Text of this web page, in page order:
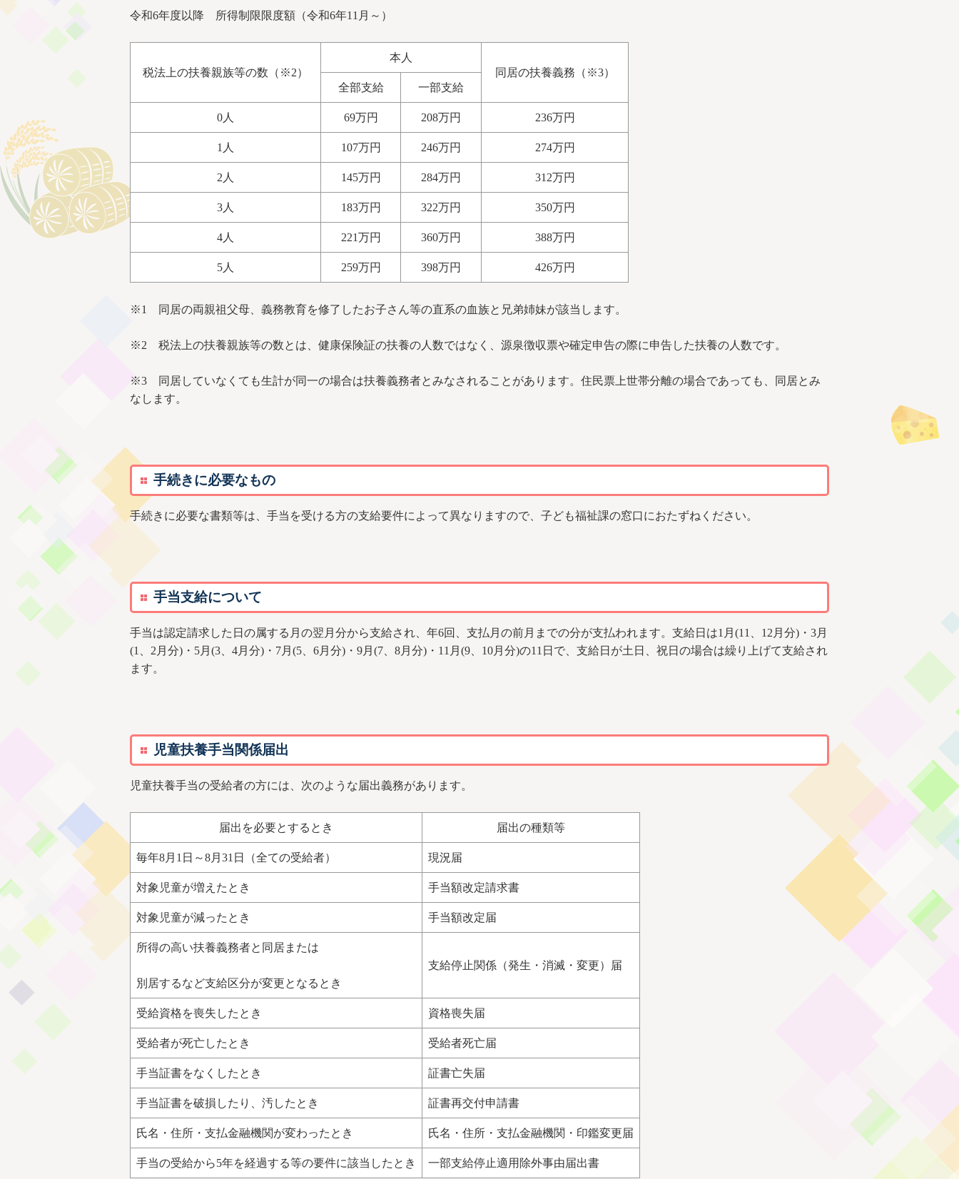
令和6年度以降 所得制限限度額（令和6年11月～）
税法上の扶養親族等の数（※2）
本人
同居の扶養義務（※3）
全部支給
一部支給
0人 69万円 208万円 236万円
1人 107万円 246万円 274万円
2人 145万円 284万円 312万円
3人 183万円 322万円 350万円
4人 221万円 360万円 388万円
5人 259万円 398万円 426万円
※1 同居の両親祖父母、義務教育を修了したお子さん等の直系の血族と兄弟姉妹が該当します。
※2 税法上の扶養親族等の数とは、健康保険証の扶養の人数ではなく、源泉徴収票や確定申告の際に申告した扶養の人数です。
※3 同居していなくても生計が同一の場合は扶養義務者とみなされることがあります。住民票上世帯分離の場合であっても、同居とみ
なします。
手続きに必要なもの
手続きに必要な書類等は、手当を受ける方の支給要件によって異なりますので、子ども福祉課の窓口におたずねください。
手当支給について
手当は認定請求した日の属する月の翌月分から支給され、年6回、支払月の前月までの分が支払われます。支給日は1月(11、12月分)・3月
(1、2月分)・5月(3、4月分)・7月(5、6月分)・9月(7、8月分)・11月(9、10月分)の11日で、支給日が土日、祝日の場合は繰り上げて支給され
ます。
児童扶養手当関係届出
児童扶養手当の受給者の方には、次のような届出義務があります。
届出を必要とするとき 届出の種類等
毎年8月1日～8月31日（全ての受給者） 現況届
対象児童が増えたとき 手当額改定請求書
対象児童が減ったとき 手当額改定届
所得の高い扶養義務者と同居または
別居するなど支給区分が変更となるとき
支給停止関係（発生・消滅・変更）届
受給資格を喪失したとき 資格喪失届
受給者が死亡したとき 受給者死亡届
手当証書をなくしたとき 証書亡失届
手当証書を破損したり、汚したとき 証書再交付申請書
氏名・住所・支払金融機関が変わったとき 氏名・住所・支払金融機関・印鑑変更届
手当の受給から5年を経過する等の要件に該当したとき 一部支給停止適用除外事由届出書